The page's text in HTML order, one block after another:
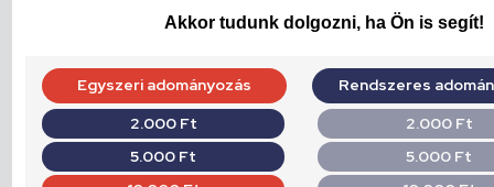
Akkor tudunk dolgozni, ha Ön is segít!